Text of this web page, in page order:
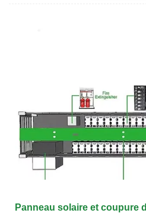
Panneau solaire et coupure